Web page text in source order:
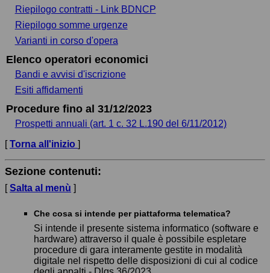
Riepilogo contratti - Link BDNCP
Riepilogo somme urgenze
Varianti in corso d'opera
Elenco operatori economici
Bandi e avvisi d'iscrizione
Esiti affidamenti
Procedure fino al 31/12/2023
Prospetti annuali (art. 1 c. 32 L.190 del 6/11/2012)
[Torna all'inizio ]
Sezione contenuti:
[Salta al menù ]
Che cosa si intende per piattaforma telematica?
Si intende il presente sistema informatico (software e
hardware) attraverso il quale è possibile espletare
procedure di gara interamente gestite in modalità
digitale nel rispetto delle disposizioni di cui al codice